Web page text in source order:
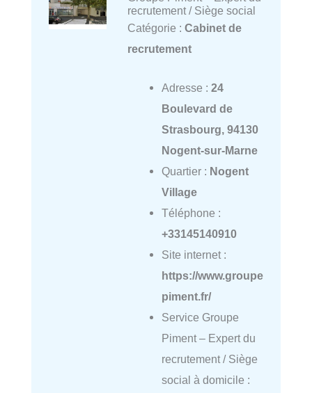
recrutement / Siège social
Catégorie : Cabinet de
recrutement
Adresse : 24
Boulevard de
Strasbourg, 94130
Nogent-sur-Marne
Quartier : Nogent
Village
Téléphone :
+33145140910
Site internet :
https://www.groupe
piment.fr/
Service Groupe
Piment – Expert du
recrutement / Siège
social à domicile :